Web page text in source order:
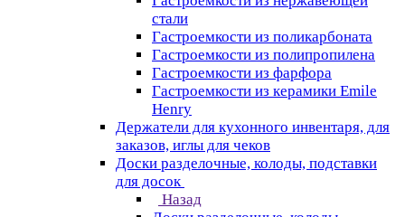
стали
Гастроемкости из поликарбоната
Гастроемкости из полипропилена
Гастроемкости из фарфора
Гастроемкости из керамики Emile
Henry
Держатели для кухонного инвентаря, для
заказов, иглы для чеков
Доски разделочные, колоды, подставки
для досок
Назад